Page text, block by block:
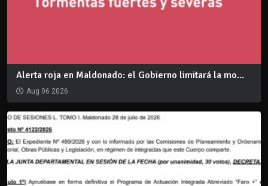
Alerta roja en Maldonado: el Gobierno limitará la mo...
Aug 06 2026